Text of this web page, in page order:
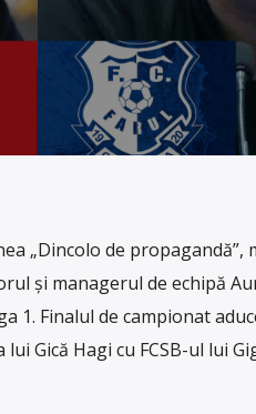
„Dincolo de propagandă”,
și managerul de echipă
1. Finalul de campionat
Gică Hagi cu FCSB-ul lui